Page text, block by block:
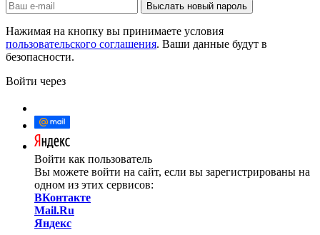
Выслать новый пароль
Нажимая на кнопку вы принимаете условия
пользовательского соглашения. Ваши данные будут в
безопасности.
Войти через
Войти как пользователь
Вы можете войти на сайт, если вы зарегистрированы на
одном из этих сервисов:
ВКонтакте
Mail.Ru
Яндекс